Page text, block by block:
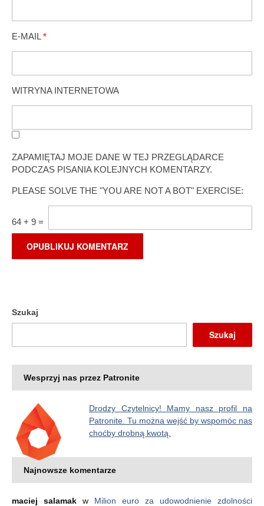
E-MAIL *
WITRYNA INTERNETOWA
ZAPAMIĘTAJ MOJE DANE W TEJ PRZEGLĄDARCE
PODCZAS PISANIA KOLEJNYCH KOMENTARZY.
PLEASE SOLVE THE "YOU ARE NOT A BOT" EXERCISE:
64 + 9 =
Szukaj
Szukaj
Wesprzyj nas przez Patronite
Drodzy Czytelnicy! Mamy nasz profil na
Patronite. Tu można wejść by wspomóc nas
choćby drobną kwotą.
Najnowsze komentarze
maciej salamak w Milion euro za udowodnienie zdolności